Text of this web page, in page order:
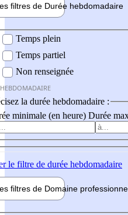
filtres de Durée hebdomadaire
Temps plein
Temps partiel
Non renseignée
la durée hebdomadaire :
minimale (en heure) Durée
le filtre de durée hebdomadaire
filtres de Domaine pro